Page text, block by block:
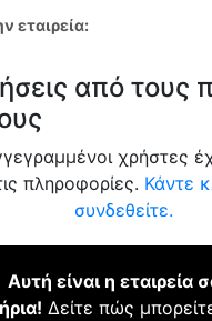
εταιρεία:
από τους
χρήστες
πληροφορίες. Κάντε
συνδεθείτε.
Αυτή είναι η εταιρεία
Δείτε πώς